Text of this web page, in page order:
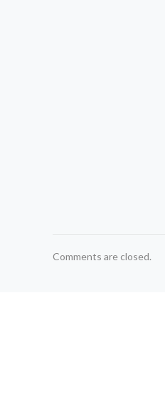
Comments are closed.